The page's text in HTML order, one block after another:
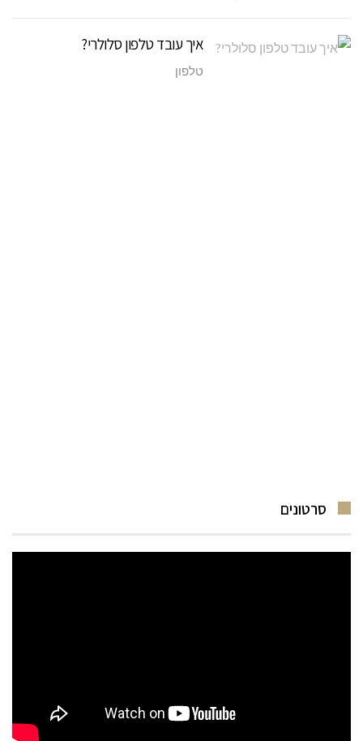
איך עובד טלפון סלולרי?
טלפון
סרטונים